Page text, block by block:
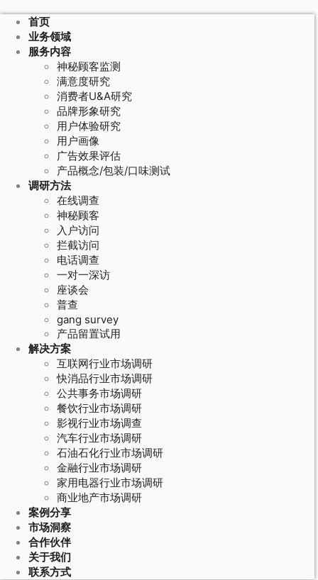
首页
业务领域
服务内容
神秘顾客监测
满意度研究
消费者U&A研究
品牌形象研究
用户体验研究
用户画像
广告效果评估
产品概念/包装/口味测试
调研方法
在线调查
神秘顾客
入户访问
拦截访问
电话调查
一对一深访
座谈会
普查
gang survey
产品留置试用
解决方案
互联网行业市场调研
快消品行业市场调研
公共事务市场调研
餐饮行业市场调研
影视行业市场调查
汽车行业市场调研
石油石化行业市场调研
金融行业市场调研
家用电器行业市场调研
商业地产市场调研
案例分享
市场洞察
合作伙伴
关于我们
联系方式
•市场进入商机研究
研究定义